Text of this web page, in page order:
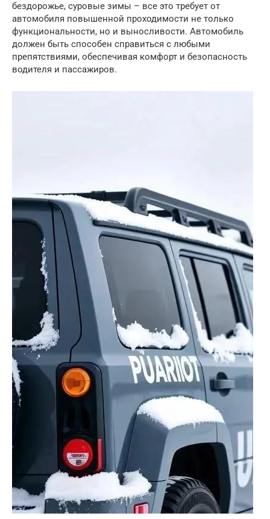
бездорожье, суровые зимы – все это требует от
автомобиля повышенной проходимости не только
функциональности, но и выносливости. Автомобиль
должен быть способен справиться с любыми
препятствиями, обеспечивая комфорт и безопасность
водителя и пассажиров.